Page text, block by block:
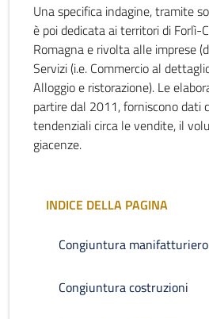
Una specifica indagine, tramite
è poi dedicata ai territori di Forlì-
Romagna e rivolta alle imprese
Servizi (i.e. Commercio al
Alloggio e ristorazione). Le
partire dal 2011, forniscono dati
tendenziali circa le vendite, il
giacenze.
INDICE DELLA PAGINA
Congiuntura manifatturiero
Congiuntura costruzioni